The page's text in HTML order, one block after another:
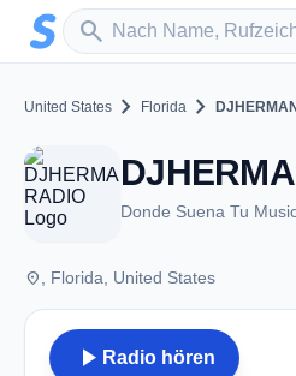
Zum Hauptinhalt springen
search
Sender suchen
United States chevron_right Florida chevron_right
Donde Suena Tu
place , Florida, United States
play_arrow Radio hören